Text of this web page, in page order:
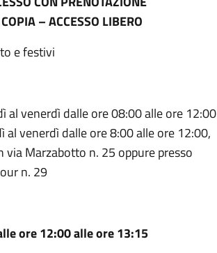
– ACCESSO LIBERO
e festivi
venerdì dalle ore 08:00 alle ore 12:00
venerdì dalle ore 8:00 alle ore 12:00,
via Marzabotto n. 25 oppure presso
n. 29
ore 12:00 alle ore 13:15